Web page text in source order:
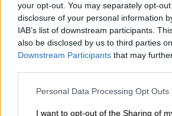
your opt-out. You may separately opt-
disclosure of your personal information
IAB’s list of downstream participants.
also be disclosed by us to third parties
Downstream Participants that may
Please note that this website/app uses
not limited to your visit or usage
Personal Data Processing Opt Outs
I want to opt-out of the Sharing of
“Ηελληνική ομάδα έρευνας
ΕΟΔπου ξεκίνησε από τη
διέσωσε τρεις πολίτες μας
ερείπια στο Ad?yaman σε
τουρκικές ομάδες. Τους
ευγνώμονες”, επισημαίνει
στην ανάρτησή του, η οποία